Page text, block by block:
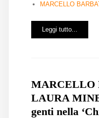
MARCELLO
Leggi tutto...
MARCELLO
LAURA
genti nella